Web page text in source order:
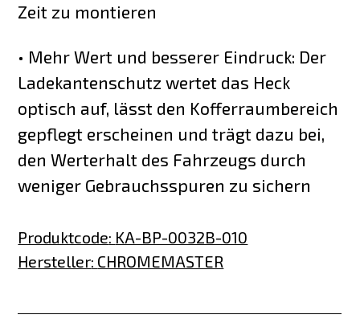
Zeit zu montieren
• Mehr Wert und besserer Eindruck: Der
Ladekantenschutz wertet das Heck
optisch auf, lässt den Kofferraumbereich
gepflegt erscheinen und trägt dazu bei,
den Werterhalt des Fahrzeugs durch
weniger Gebrauchsspuren zu sichern
Produktcode: KA-BP-0032B-010
Hersteller: CHROMEMASTER